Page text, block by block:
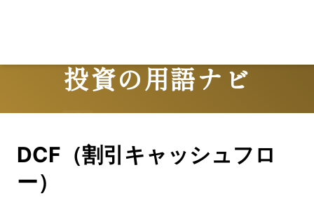
投資の用語ナビ
Terms
DCF（割引キャッシュフロ
ー）